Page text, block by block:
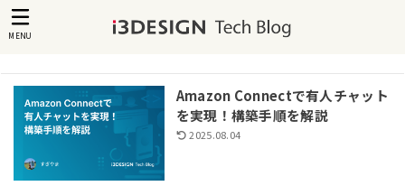
MENU
Amazon Connectで有人チャット
を実現！構築手順を解説
2025.08.04